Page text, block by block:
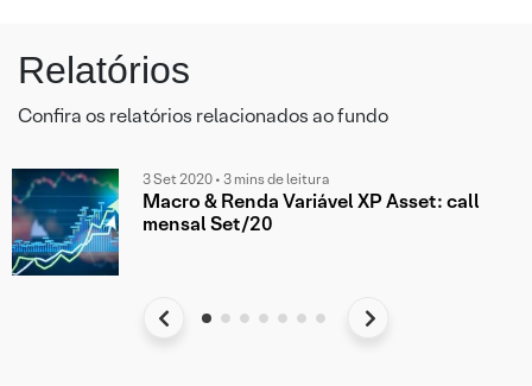
Relatórios
Confira os relatórios relacionados ao fundo
3 Set 2020 • 3 mins de leitura
Macro & Renda Variável XP Asset: call
mensal Set/20